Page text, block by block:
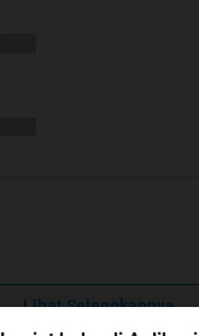
Lihat Selengkapnya